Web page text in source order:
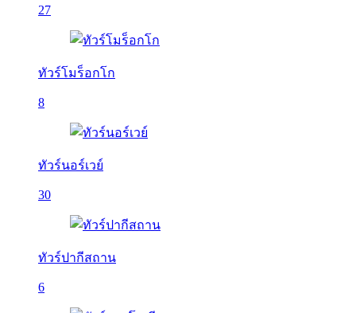
27
ทัวร์โมร็อกโก
8
ทัวร์นอร์เวย์
30
ทัวร์ปากีสถาน
6